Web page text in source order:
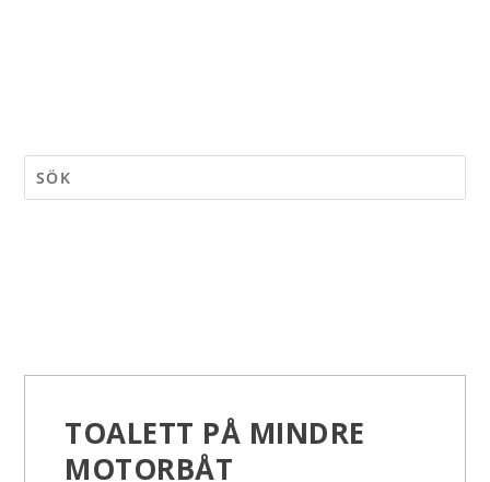
TOALETT PÅ MINDRE
MOTORBÅT